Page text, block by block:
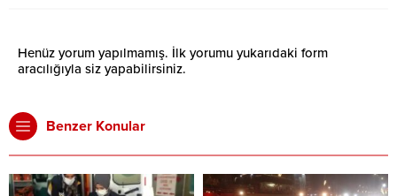
Henüz yorum yapılmamış. İlk yorumu yukarıdaki form
aracılığıyla siz yapabilirsiniz.
Benzer Konular